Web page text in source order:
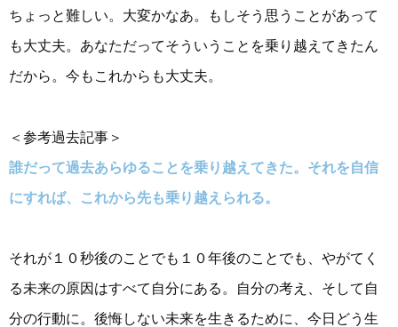
ちょっと難しい。大変かなあ。もしそう思うことがあって
も大丈夫。あなただってそういうことを乗り越えてきたん
だから。今もこれからも大丈夫。
＜参考過去記事＞
誰だって過去あらゆることを乗り越えてきた。それを自信
にすれば、これから先も乗り越えられる。
それが１０秒後のことでも１０年後のことでも、やがてく
る未来の原因はすべて自分にある。自分の考え、そして自
分の行動に。後悔しない未来を生きるために、今日どう生